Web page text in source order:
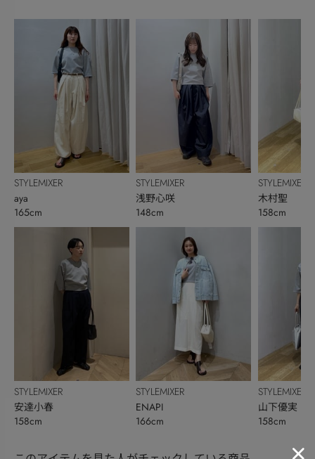
STYLEMIXER
aya
165cm
STYLEMIXER
安達小春
158cm
STYLEMIXER
浅野心咲
148cm
STYLEMIXER
ENAPI
166cm
STYLEMIXER
木村聖
158cm
STYLEMIXER
山下優実
158cm